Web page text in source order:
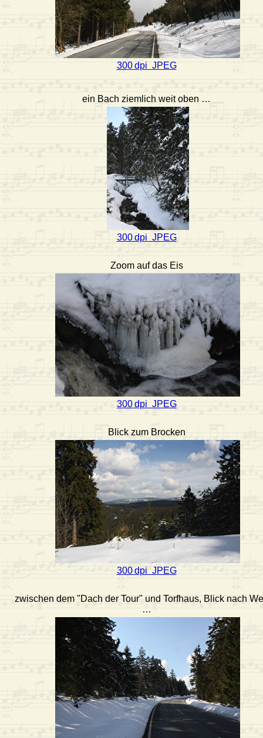
300 dpi JPEG
ein Bach ziemlich weit oben …
300 dpi JPEG
Zoom auf das Eis
300 dpi JPEG
Blick zum Brocken
300 dpi JPEG
zwischen dem "Dach der Tour" und Torfhaus, Blick nach
…